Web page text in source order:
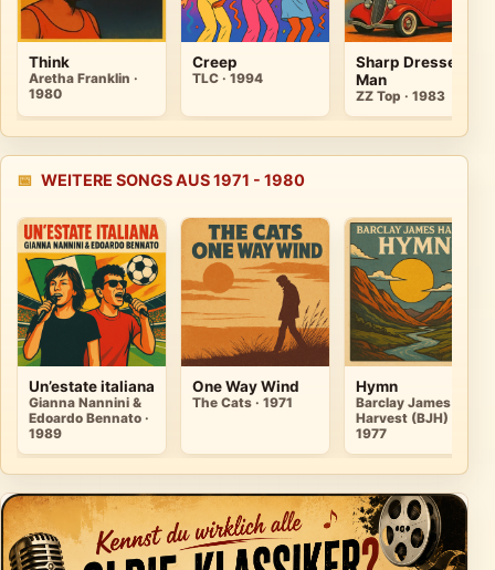
Think
Aretha Franklin ·
1980
Creep
TLC · 1994
Sharp Dressed
Man
ZZ Top · 1983
📅 WEITERE SONGS AUS 1971 - 1980
Un’estate italiana
Gianna Nannini &
Edoardo Bennato ·
1989
One Way Wind
The Cats · 1971
Hymn
Barclay James
Harvest (BJH) ·
1977